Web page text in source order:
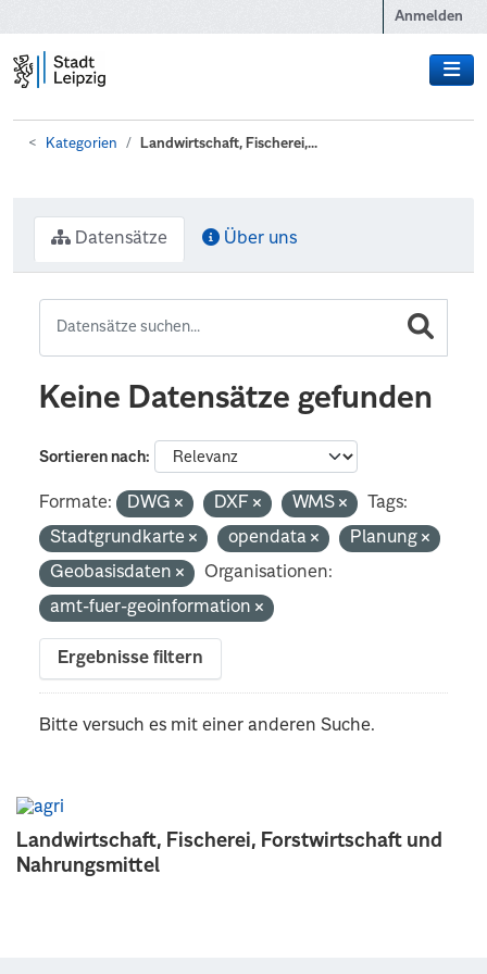
Anmelden
Kategorien Landwirtschaft, Fischerei,...
Landwirtschaft, Fischerei, Forstwirtschaft und
Nahrungsmittel
Datensätze Über uns
Keine Datensätze gefunden
Sortieren nach
Formate: DWG DXF WMS
Tags:
Stadtgrundkarte
opendata
Planung
Geobasisdaten
Organisationen:
amt-fuer-geoinformation
Ergebnisse filtern
Bitte versuch es mit einer anderen Suche.